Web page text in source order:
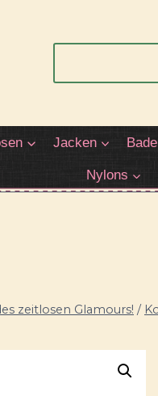
Jacken
Nylons
zeitlosen Glamours! /